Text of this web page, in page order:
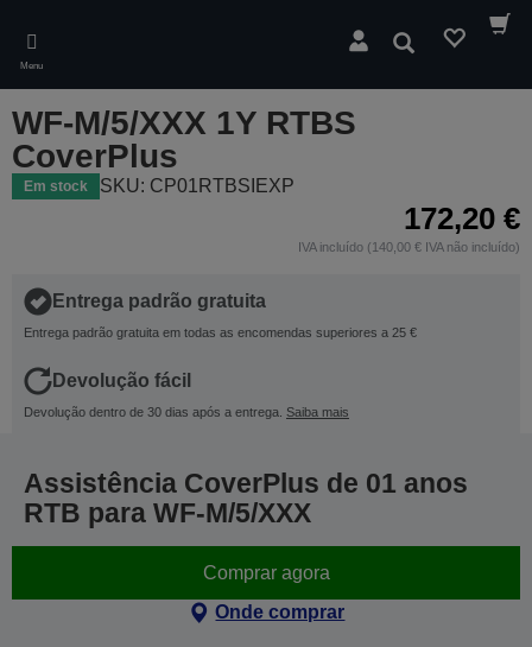
main
content
Menu
Pesquisar
WF-M/5/XXX 1Y RTBS
CoverPlus
Em stock SKU: CP01RTBSIEXP
172,20 €
IVA incluído (140,00 € IVA não incluído)
Entrega padrão gratuita
Entrega padrão gratuita em todas as encomendas superiores a 25 €
Devolução fácil
Devolução dentro de 30 dias após a entrega. Saiba mais
Assistência CoverPlus de 01 anos
RTB para WF-M/5/XXX
Comprar agora
Onde comprar